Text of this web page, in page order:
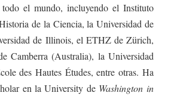
todo el mundo, incluyendo el Instituto
de la Ciencia, la Universidad de
de Illinois, el ETHZ de Zürich,
Camberra (Australia), la Universidad
des Hautes Études, entre otras. Ha
en la University de Washington in